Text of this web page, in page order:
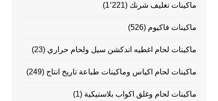
ماكينات تغليف شرنك (1٬221)
ماكينات فاكيوم (526)
ماكينات لحام اغطيه اندكشن سيل ولحام حراري (23)
ماكينات لحام اكياس وماكينات طباعة تاريخ انتاج (249)
ماكينات لحام وغلق اكواب بلاستيكية (1)